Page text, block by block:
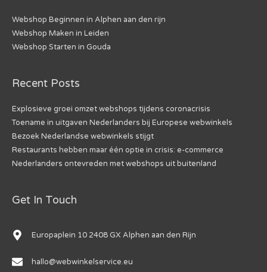
Webshop Beginnen in Alphen aan den rijn
Webshop Maken in Leiden
Webshop Starten in Gouda
Recent Posts
Explosieve groei omzet webshops tijdens coronacrisis
Toename in uitgaven Nederlanders bij Europese webwinkels
Bezoek Nederlandse webwinkels stijgt
Restaurants hebben maar één optie in crisis: e-commerce
Nederlanders ontevreden met webshops uit buitenland
Get In Touch
Europaplein 10 2408 GX Alphen aan den Rijn
hallo@webwinkelservice.eu